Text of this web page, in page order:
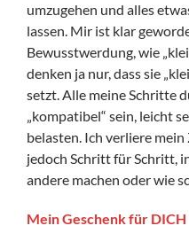
umzugehen und alles
lassen. Mir ist klar
Bewusstwerdung, wie
denken ja nur, dass sie
setzt. Alle meine Schritte
„kompatibel“ sein, leicht
belasten. Ich verliere
jedoch Schritt für Schritt,
andere machen oder wie
Mein Geschenk für DICH